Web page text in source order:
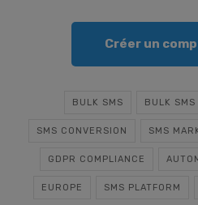
Créer un
BULK SMS BULK
SMS CONVERSION SMS
GDPR COMPLIANCE
EUROPE SMS PLATFORM